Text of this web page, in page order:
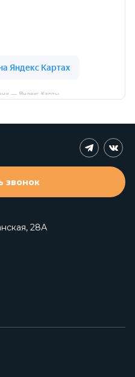
— Яндекс Карты
28А
звонок